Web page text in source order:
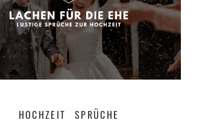
HOCHZEIT SPRÜCHE